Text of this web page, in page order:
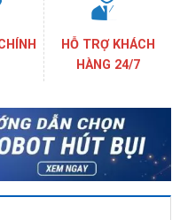
HỖ TRỢ KHÁCH
HÀNG 24/7